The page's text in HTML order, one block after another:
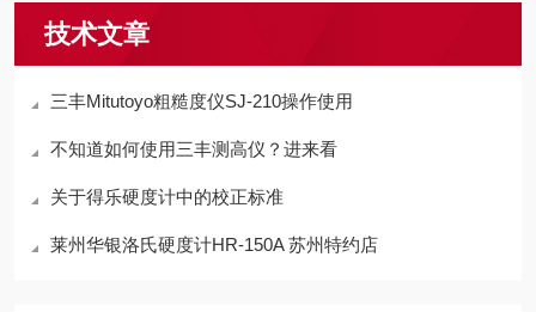
技术文章
三丰Mitutoyo粗糙度仪SJ-210操作使用
不知道如何使用三丰测高仪？进来看
关于得乐硬度计中的校正标准
莱州华银洛氏硬度计HR-150A 苏州特约店